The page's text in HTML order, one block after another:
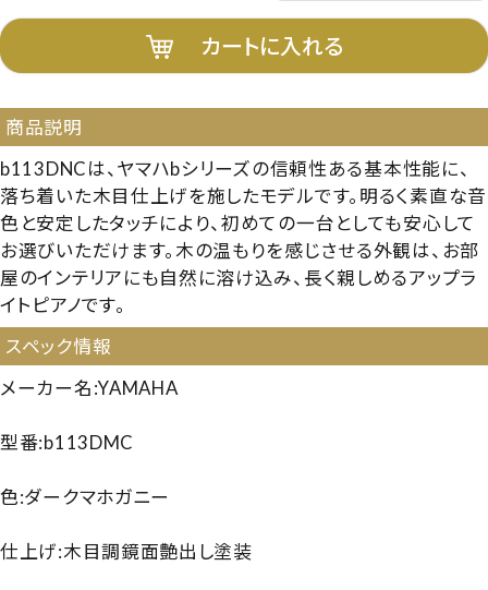
カートに入れる
商品説明
b113DNCは、ヤマハbシリーズの信頼性ある基本性能に、
落ち着いた木目仕上げを施したモデルです。明るく素直な音
色と安定したタッチにより、初めての一台としても安心して
お選びいただけます。木の温もりを感じさせる外観は、お部
屋のインテリアにも自然に溶け込み、長く親しめるアップラ
イトピアノです。
スペック情報
メーカー名:YAMAHA
型番:b113DMC
色:ダークマホガニー
仕上げ:木目調鏡面艶出し塗装